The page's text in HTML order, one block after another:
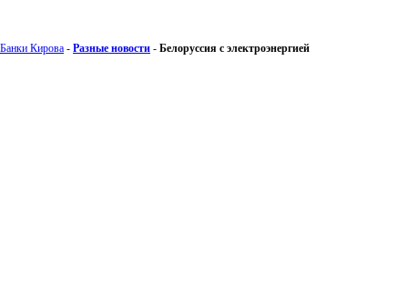
Банки Кирова - Разные новости - Белоруссия с электроэнергией